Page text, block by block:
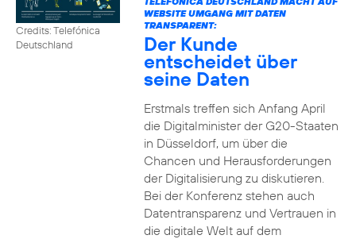
Credits: Telefónica
Deutschland
WEBSITE UMGANG MIT DATEN
TRANSPARENT:
Der Kunde
entscheidet über
seine Daten
Erstmals treffen sich Anfang April
die Digitalminister der G20-Staaten
in Düsseldorf, um über die
Chancen und Herausforderungen
der Digitalisierung zu diskutieren.
Bei der Konferenz stehen auch
Datentransparenz und Vertrauen in
die digitale Welt auf dem